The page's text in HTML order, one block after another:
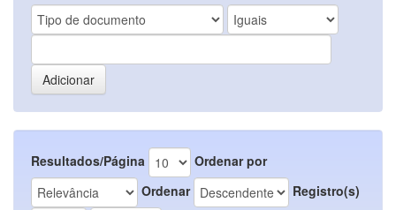
Resultados/Página
Ordenar por
Ordenar
Registro(s)